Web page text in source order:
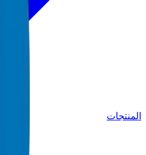
المنتجات